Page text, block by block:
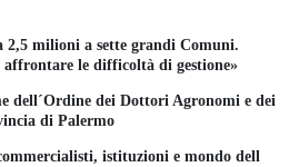
2,5 milioni a sette grandi Comuni.
le difficoltà di gestione»
dell´Ordine dei Dottori Agronomi e dei
di Palermo
istituzioni e mondo dell